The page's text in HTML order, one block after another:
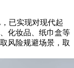
已实现对现代起
化妆品、纸巾盒等
风险规避场景，取